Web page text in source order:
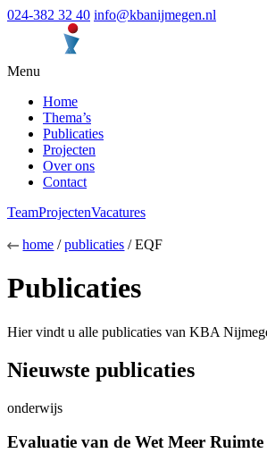
024-382 32 40 info@kbanijmegen.nl
Menu
Home
Thema’s
Publicaties
Projecten
Over ons
Contact
TeamProjectenVacatures
home /publicaties / EQF
Publicaties
Hier vindt u alle publicaties van KBA
Nieuwste publicaties
onderwijs
Evaluatie van de Wet Meer